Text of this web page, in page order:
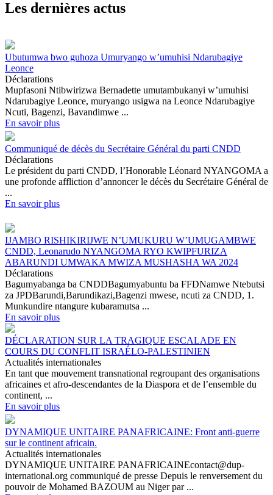
Les dernières actus
Ubutumwa bwo guhoza Umuryango w’umuhisi Ndarubagiye
Leonce
Déclarations
Mupfasoni Ntibwirizwa Bernadette umutambukanyi w’umuhisi
Ndarubagiye Leonce, muryango usigwa na Leonce Ndarubagiye
Ncuti, Bagenzi, Bavandimwe ...
En savoir plus
Communiqué de décès du Secrétaire Général du parti CNDD
Déclarations
Le président du parti CNDD, l’Honorable Léonard NYANGOMA a
une profonde affliction d’annoncer le décès du Secrétaire Général de
...
En savoir plus
IJAMBO RISHIKIRIJWE N’UMUKURU W’UMUGAMBWE
CNDD, Leonarudo NYANGOMA RYO KWIPFURIZA
ABARUNDI UMWAKA MWIZA MUSHASHA WA 2024
Déclarations
Bagumyabanga ba CNDDBagumyabuntu ba FFDNamwe Ntebutsi
za JPDBarundi,Barundikazi,Bagenzi mwese, ncuti za CNDD, 1.
Munkundire ntangure kubaramutsa ...
En savoir plus
DÉCLARATION SUR LA TRAGIQUE ESCALADE EN
COURS DU CONFLIT ISRAÉLO-PALESTINIEN
Actualités internationales
En tant que mouvement transnational regroupant des organisations
africaines et afro-descendantes de la Diaspora et de l’ensemble du
continent, ...
En savoir plus
DYNAMIQUE UNITAIRE PANAFRICAINE: Front anti-guerre
sur le continent africain.
Actualités internationales
DYNAMIQUE UNITAIRE PANAFRICAINEcontact@dup-
international.org communiqué de presse Depuis le renversement du
pouvoir de Mohamed BAZOUM au Niger par ...